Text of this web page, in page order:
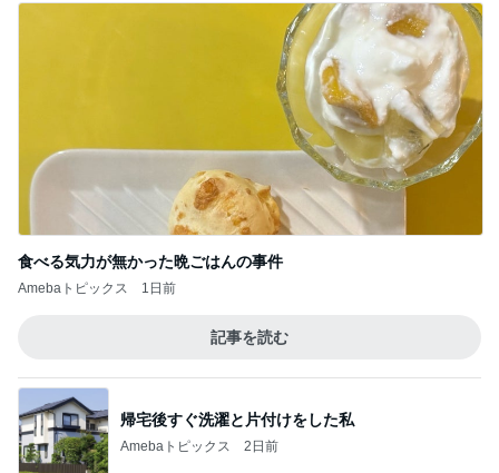
食べる気力が無かった晩ごはんの事件
Amebaトピックス 1日前
記事を読む
帰宅後すぐ洗濯と片付けをした私
Amebaトピックス 2日前